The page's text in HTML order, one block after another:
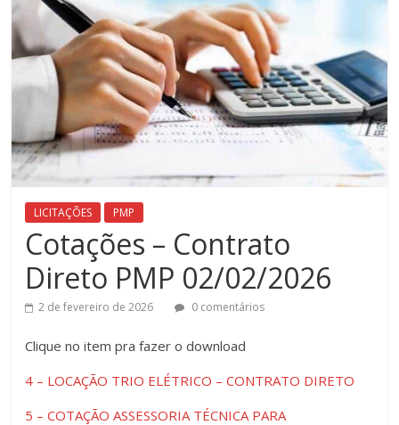
Poção
LICITAÇÕES PMP
Cotações – Contrato
Direto PMP 02/02/2026
2 de fevereiro de 2026 0 comentários
Clique ​no item pra fazer o download
4 – LOCAÇÃO TRIO ELÉTRICO – CONTRATO DIRETO
5 – COTAÇÃO ASSESSORIA TÉCNICA PARA